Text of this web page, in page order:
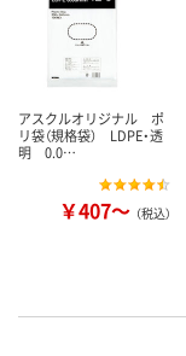
アスクルオリジナル ポ
リ袋（規格袋） LDPE・透
明 0.0…
￥407～ （税込）